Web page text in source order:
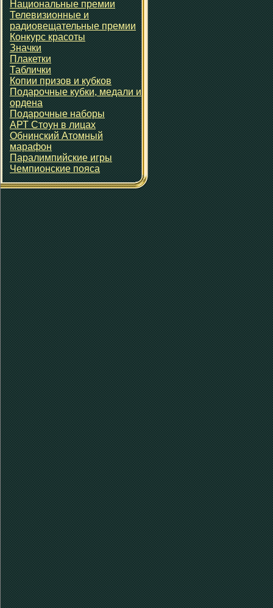
Национальные премии
Телевизионные и
радиовещательные премии
Конкурс красоты
Значки
Плакетки
Таблички
Копии призов и кубков
Подарочные кубки, медали и
ордена
Подарочные наборы
АРТ Стоун в лицах
Обнинский Атомный
марафон
Паралимпийские игры
Чемпионские пояса